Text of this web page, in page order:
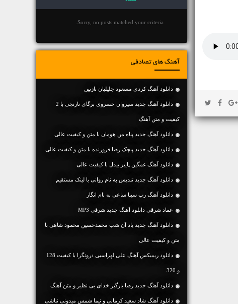
Sorry, no posts matched your criteria.
آهنگ های تصادفی
دانلود آهنگ کردی مسعود جلیلیان نازنین
دانلود آهنگ جديد سیروان خسروی برگای نارنجی با 2
کیفیت و متن آهنگ
دانلود آهنگ جديد پناه من هومان با متن و کیفیت عالی
دانلود آهنگ جديد پیچک رضا فروزنده با متن و کیفیت عالی
دانلود آهنگ غمگین پاییز بیدل با کیفیت عالی
دانلود آهنگ جديد تندیس به نام روانی با لینک مستقیم
دانلود آهنگ رپ سینا ساعی به نام انگار
عماد شرقی دانلود آهنگ جدید شرقی MP3
دانلود آهنگ جديد یاد آن شب محمدحسین محمود شاهی با
متن و کیفیت عالی
دانلود ریمیکس آهنگ علی لهراسبی درونگرا با کیفیت 128
و 320
دانلود آهنگ جديد رضا بازگیر خدای بی نظیر و متن آهنگ
دانلود آهنگ شاد سعید کرمانی و نیما شمس میدونی نباشی